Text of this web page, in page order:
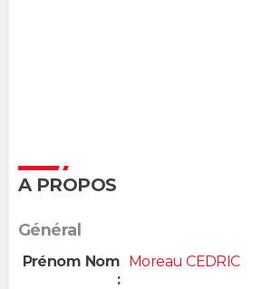
A PROPOS
Général
Prénom Nom
:
Moreau CEDRIC